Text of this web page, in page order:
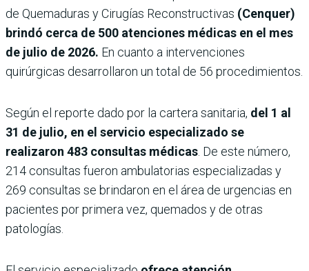
de Quemaduras y Cirugías Reconstructivas (Cenquer)
brindó cerca de 500 atenciones médicas en el mes
de julio de 2026. En cuanto a intervenciones
quirúrgicas desarrollaron un total de 56 procedimientos.
Según el reporte dado por la cartera sanitaria, del 1 al
31 de julio, en el servicio especializado se
realizaron 483 consultas médicas. De este número,
214 consultas fueron ambulatorias especializadas y
269 consultas se brindaron en el área de urgencias en
pacientes por primera vez, quemados y de otras
patologías.